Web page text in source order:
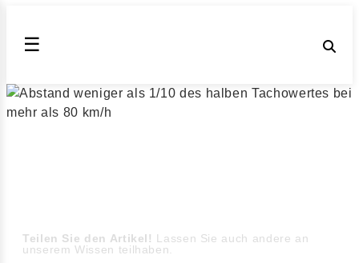
☰
Teilen Sie den Artikel! Lassen Sie auch andere an
unserem Wissen teilhaben.